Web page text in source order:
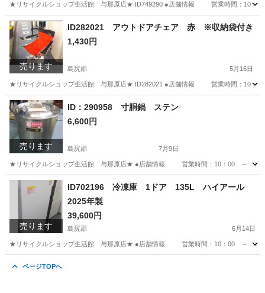
★リサイクルショップ生活館 与那原店★ ID749290 ●店舗情報 営業時間：10：
沖縄 島尻郡
売ります
ID282021 アウトドアチェア 赤 ※収納袋付き
1,430円
島尻郡 5月16日
★リサイクルショップ生活館 与那原店★ ID282021 ●店舗情報 営業時間：10：
沖縄 島尻郡
売ります
ID：290958 寸胴鍋 ステン
6,600円
島尻郡 7月9日
★リサイクルショップ生活館 与那原店★ ●店舗情報 営業時間：10：00 ～ 19：
沖縄 島尻郡 商品
売ります
ID702196 冷凍庫 1ドア 135L ハイアール
2025年製
39,600円
島尻郡 6月14日
★リサイクルショップ生活館 与那原店★ ●店舗情報 営業時間：10：00 ～ 19
ページTOPへ